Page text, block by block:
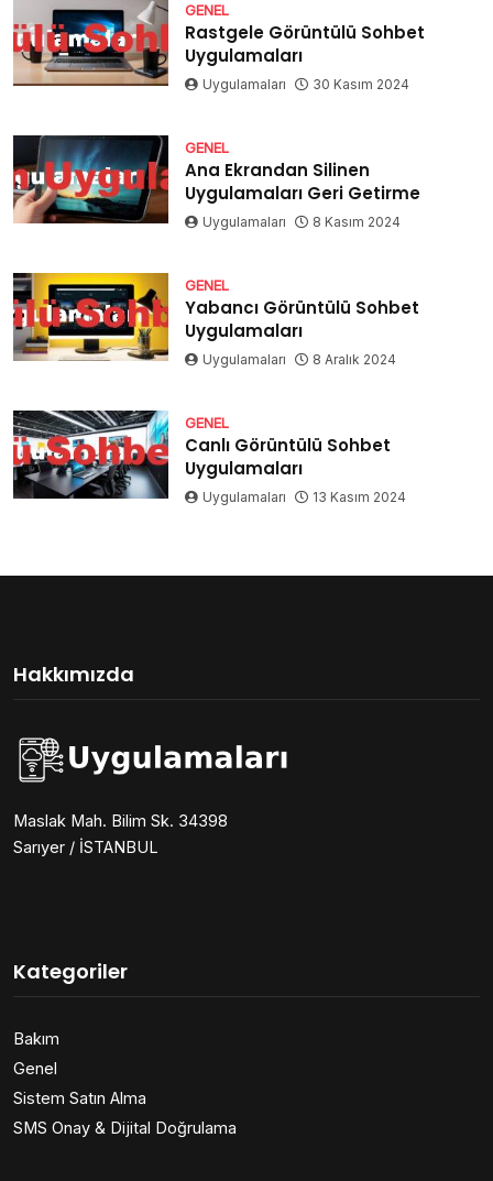
GENEL
Rastgele Görüntülü Sohbet
Uygulamaları
Uygulamaları 30 Kasım 2024
GENEL
Ana Ekrandan Silinen
Uygulamaları Geri Getirme
Uygulamaları 8 Kasım 2024
GENEL
Yabancı Görüntülü Sohbet
Uygulamaları
Uygulamaları 8 Aralık 2024
GENEL
Canlı Görüntülü Sohbet
Uygulamaları
Uygulamaları 13 Kasım 2024
Hakkımızda
Maslak Mah. Bilim Sk. 34398
Sarıyer / İSTANBUL
Kategoriler
Bakım
Genel
Sistem Satın Alma
SMS Onay & Dijital Doğrulama